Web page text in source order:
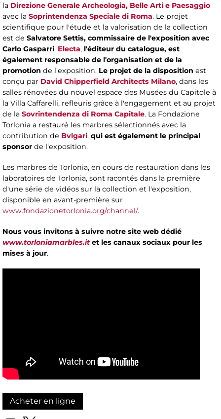
la Direzione Generale Archeologia, Belle Arti e Paesaggio
avec la Soprintendenza Speciale di Roma. Le projet
scientifique pour l'étude et la valorisation de la collection
est de Salvatore Settis, commissaire de l'exposition avec
Carlo Gasparri. Electa, l'éditeur du catalogue, est
également responsable de l'organisation et de la
promotion de l'exposition. Le projet de la disposition est
conçu par David Chipperfield Architects Milano, dans les
salles rénovées du nouvel espace des Musées du Capitole à
la Villa Caffarelli, refleuris grâce à l'engagement et au projet
de la Sovrintendenza di Roma Capitale. La Fondazione
Torlonia a restauré les marbres sélectionnés avec la
contribution de Bvlgari, qui est également le principal
sponsor de l'exposition.
Les marbres de Torlonia, en cours de restauration dans les
laboratoires de Torlonia, sont racontés dans la première
d'une série de vidéos sur la collection et l'exposition,
disponible en avant-première sur
www.fondazionetorlonia.org/channel/.
Nous vous invitons à suivre notre site web dédié
www.torloniamarbles.it et les canaux sociaux pour les
mises à jour.
Acheter en ligne